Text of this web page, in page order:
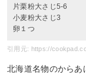
片栗粉大さじ5-6
小麦粉大さじ3
卵１つ
引用元: https://
北海道名物のからあ